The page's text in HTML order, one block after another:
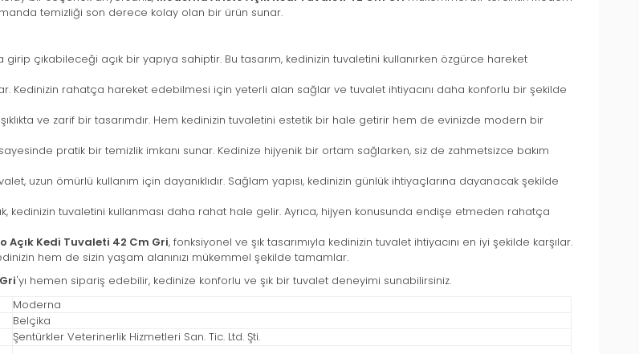
temizliği son derece kolay olan bir ürün sunar.
girip çıkabileceği açık bir yapıya sahiptir. Bu tasarım, kedinizin tuvaletini kullanırken özgürce hareket
Kedinizin rahatça hareket edebilmesi için yeterli alan sağlar ve tuvalet ihtiyacını daha konforlu bir şekilde
ve zarif bir tasarımdır. Hem kedinizin tuvaletini estetik bir hale getirir hem de evinizde modern bir
sayesinde pratik bir temizlik imkanı sunar. Kedinize hijyenik bir ortam sağlarken, siz de zahmetsizce bakım
uzun ömürlü kullanım için dayanıklıdır. Sağlam yapısı, kedinizin günlük ihtiyaçlarına dayanacak şekilde
kedinizin tuvaletini kullanması daha rahat hale gelir. Ayrıca, hijyen konusunda endişe etmeden rahatça
Açık Kedi Tuvaleti 42 Cm Gri, fonksiyonel ve şık tasarımıyla kedinizin tuvalet ihtiyacını en iyi şekilde karşılar.
hem de sizin yaşam alanınızı mükemmel şekilde tamamlar.
'yı hemen sipariş edebilir, kedinize konforlu ve şık bir tuvalet deneyimi sunabilirsiniz.
Moderna
Belçika
Şentürkler Veterinerlik Hizmetleri San. Tic. Ltd. Şti.